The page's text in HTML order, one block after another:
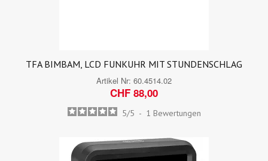
TFA BIMBAM, LCD FUNKUHR MIT STUNDENSCHLAG
Artikel Nr: 60.4514.02
CHF 88,00
5/5 - 1 Bewertungen